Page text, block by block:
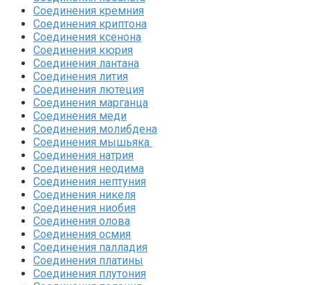
Соединения кремния‎
Соединения криптона‎
Соединения ксенона‎
Соединения кюрия
Соединения лантана‎
Соединения лития‎
Соединения лютеция‎
Соединения марганца‎
Соединения меди
Соединения молибдена‎
Соединения мышьяка‎ ‎
Соединения натрия‎
Соединения неодима‎
Соединения нептуния‎
Соединения никеля‎
Соединения ниобия‎
Соединения олова‎
Соединения осмия‎
Соединения палладия‎
Соединения платины‎
Соединения плутония‎